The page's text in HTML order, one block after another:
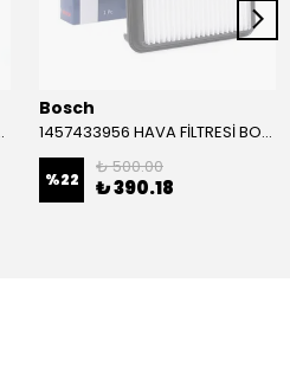
BOSCH
Bosch
1457433956 HAVA FİLTRESİ BOSCH
%22
₺ 500.00
₺ 390.18